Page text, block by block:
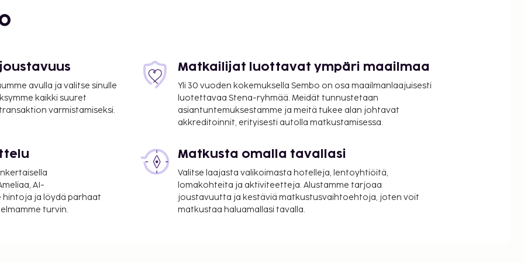
mi
- 8,4 km / 5,2 mi
mi
avulla ja valitse sinulle
kaikki suuret
varmistamiseksi.
Matkailijat luottavat ympäri maailmaa
Yli 30 vuoden kokemuksella Sembo on osa maailmanlaajuisesti
luotettavaa Stena-ryhmää. Meidät tunnustetaan
asiantuntemuksestamme ja meitä tukee alan johtavat
akkreditoinnit, erityisesti autolla matkustamisessa.
AI-
ja löydä parhaat
turvin.
Matkusta omalla tavallasi
Valitse laajasta valikoimasta hotelleja, lentoyhtiöitä,
lomakohteita ja aktiviteetteja. Alustamme tarjoaa
joustavuutta ja kestäviä matkustusvaihtoehtoja, joten voit
matkustaa haluamallasi tavalla.